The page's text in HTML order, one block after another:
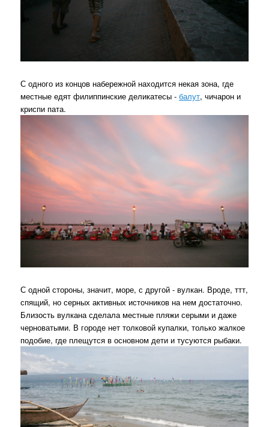
С одного из концов набережной находится некая зона, где
местные едят филиппинские деликатесы -балут, чичарон и
криспи пата.
С одной стороны, значит, море, с другой - вулкан. Вроде, ттт,
спящий, но серных активных источников на нем достаточно.
Близость вулкана сделала местные пляжи серыми и даже
черноватыми. В городе нет толковой купалки, только жалкое
подобие, где плещутся в основном дети и тусуются рыбаки.